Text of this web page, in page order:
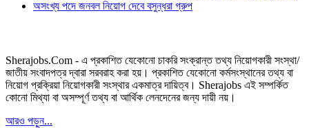
অসংখ্য পদে জনবল নিয়োগ দেবে বসুন্ধরা গ্রুপ
Sherajobs.Com - এ প্রকাশিত যেকোনো চাকরি সংক্রান্ত তথ্য নিয়োগকারী সংস্থা/
জাতীয় সংবাদপত্র দ্বারা সরবরাহ করা হয়। প্রকাশিত যেকোনো কর্মসংস্থানের তথ্য বা
নিয়োগ প্রক্রিয়া নিয়োগকারী সংস্থার একমাত্র দায়িত্ব। Sherajobs এই সম্পর্কিত
কোনো মিথ্যা বা অসম্পূর্ণ তথ্য বা আর্থিক লেনদেনের জন্য দায়ী নয়।
আরও পড়ুন...